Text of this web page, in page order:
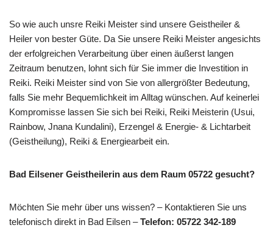
So wie auch unsre Reiki Meister sind unsere Geistheiler &
Heiler von bester Güte. Da Sie unsere Reiki Meister angesichts
der erfolgreichen Verarbeitung über einen äußerst langen
Zeitraum benutzen, lohnt sich für Sie immer die Investition in
Reiki. Reiki Meister sind von Sie von allergrößter Bedeutung,
falls Sie mehr Bequemlichkeit im Alltag wünschen. Auf keinerlei
Kompromisse lassen Sie sich bei Reiki, Reiki Meisterin (Usui,
Rainbow, Jnana Kundalini), Erzengel & Energie- & Lichtarbeit
(Geistheilung), Reiki & Energiearbeit ein.
Bad Eilsener Geistheilerin aus dem Raum 05722 gesucht?
Möchten Sie mehr über uns wissen? – Kontaktieren Sie uns
telefonisch direkt in Bad Eilsen –Telefon: 05722 342-189